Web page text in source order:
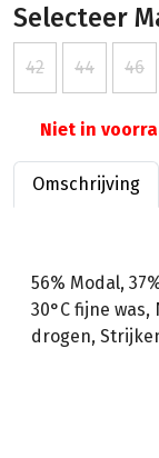
Selecteer
42 44 46
Niet in
Omschrijving
56% Modal,
30°C fijne
drogen,